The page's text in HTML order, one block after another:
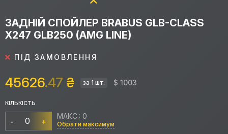
ЗАДНІЙ СПОЙЛЕР BRABUS GLB-CLASS
X247 GLB250 (AMG LINE)
ПІД ЗАМОВЛЕННЯ
45626.47 ₴ за 1 шт. $ 1003
КІЛЬКІСТЬ
- +
МАКС.: 0
Обрати максимум